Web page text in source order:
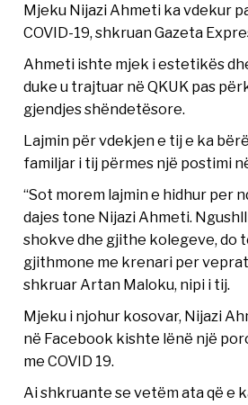
Mjeku Nijazi Ahmeti ka vdekur
COVID-19, shkruan Gazeta
Ahmeti ishte mjek i estetikës
duke u trajtuar në QKUK pas
gjendjes shëndetësore.
Lajmin për vdekjen e tij e ka
familjar i tij përmes një postimi
“Sot morem lajmin e hidhur per
dajes tone Nijazi Ahmeti.
shokve dhe gjithe kolegeve, do
gjithmone me krenari per
shkruar Artan Maloku, nipi i tij.
Mjeku i njohur kosovar, Nijazi
në Facebook kishte lënë një
me COVID 19.
Ai shkruante se vetëm ata që e